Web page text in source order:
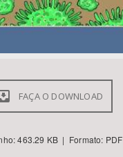
FAÇA O DOWNLOAD
463.29 KB | Formato: PDF